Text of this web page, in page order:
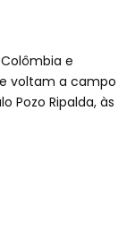
e
voltam a campo
Pozo Ripalda, às